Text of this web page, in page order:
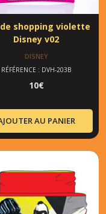
shopping violette
Disney v02
DISNEY
RÉFÉRENCE : DVH-203B
10€
AU PANIER